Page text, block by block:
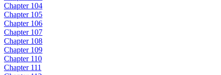
Chapter 104
Chapter 105
Chapter 106
Chapter 107
Chapter 108
Chapter 109
Chapter 110
Chapter 111